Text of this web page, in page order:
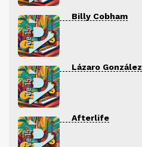
Billy Cobham
Lázaro González
Afterlife